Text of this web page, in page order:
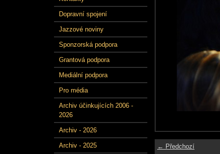
Dopravní spojení
Jazzové noviny
Sponzorská podpora
Grantová podpora
Mediální podpora
Pro média
Archiv účinkujících 2006 -
2026
Archiv - 2026
Archiv - 2025
← Předchozí